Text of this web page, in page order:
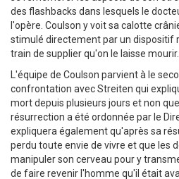
des flashbacks dans lesquels le
l'opère. Coulson y voit sa calotte
stimulé directement par un dispositif
train de supplier qu'on le laisse mourir.
L'équipe de Coulson parvient à le
confrontation avec Streiten qui
mort depuis plusieurs jours et non
résurrection a été ordonnée par le
expliquera également qu'après sa
perdu toute envie de vivre et que les
manipuler son cerveau pour y
de faire revenir l'homme qu'il était